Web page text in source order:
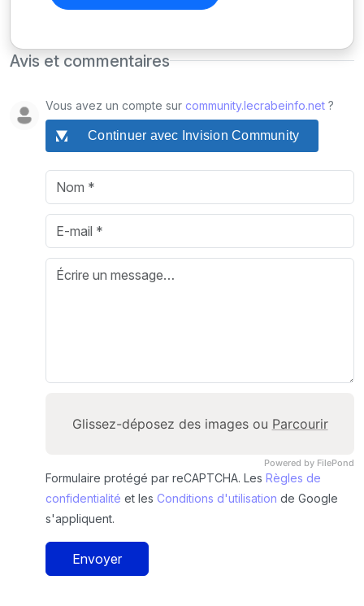
Avis et commentaires
Vous avez un compte sur community.lecrabeinfo.net ?
Continuer avec Invision Community
Powered by FilePond
Glissez-déposez des images ou Parcourir
Formulaire protégé par reCAPTCHA. Les Règles de
confidentialité et les Conditions d'utilisation de Google
s'appliquent.
Envoyer